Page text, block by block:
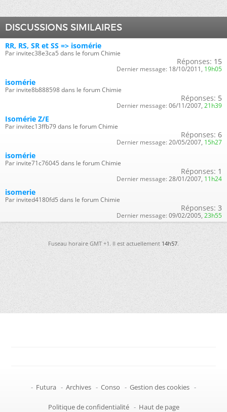
DISCUSSIONS SIMILAIRES
RR, RS, SR et SS => isomérie
Par invitec38e3ca5 dans le forum Chimie
Réponses: 15
Dernier message: 18/10/2011, 19h05
isomérie
Par invite8b888598 dans le forum Chimie
Réponses: 5
Dernier message: 06/11/2007, 21h39
Isomérie Z/E
Par invitec13ffb79 dans le forum Chimie
Réponses: 6
Dernier message: 20/05/2007, 15h27
isomérie
Par invite71c76045 dans le forum Chimie
Réponses: 1
Dernier message: 28/01/2007, 11h24
isomerie
Par invited4180fd5 dans le forum Chimie
Réponses: 3
Dernier message: 09/02/2005, 23h55
Fuseau horaire GMT +1. Il est actuellement14h57.
- Futura - Archives - Conso - Gestion des cookies -
Politique de confidentialité - Haut de page